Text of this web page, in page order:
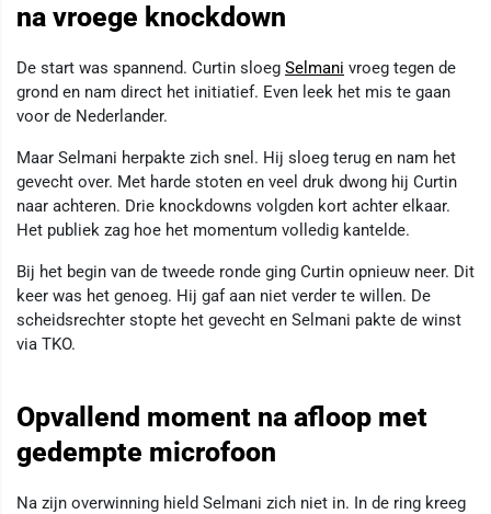
na vroege knockdown
De start was spannend. Curtin sloeg Selmani vroeg tegen de
grond en nam direct het initiatief. Even leek het mis te gaan
voor de Nederlander.
Maar Selmani herpakte zich snel. Hij sloeg terug en nam het
gevecht over. Met harde stoten en veel druk dwong hij Curtin
naar achteren. Drie knockdowns volgden kort achter elkaar.
Het publiek zag hoe het momentum volledig kantelde.
Bij het begin van de tweede ronde ging Curtin opnieuw neer. Dit
keer was het genoeg. Hij gaf aan niet verder te willen. De
scheidsrechter stopte het gevecht en Selmani pakte de winst
via TKO.
Opvallend moment na afloop met
gedempte microfoon
Na zijn overwinning hield Selmani zich niet in. In de ring kreeg